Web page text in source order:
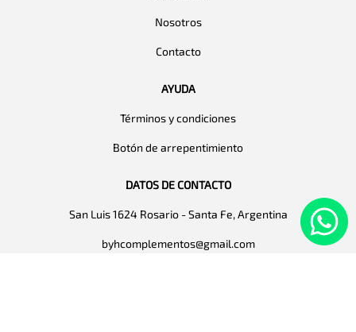
Nosotros
Contacto
AYUDA
Términos y condiciones
Botón de arrepentimiento
DATOS DE CONTACTO
San Luis 1624 Rosario - Santa Fe, Argentina
byhcomplementos@gmail.com